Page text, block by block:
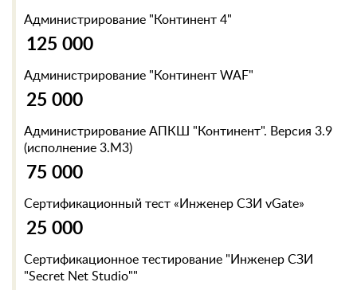
Администрирование "Континент 4"
125 000
Администрирование "Континент WAF"
25 000
Администрирование АПКШ "Континент". Версия 3.9
(исполнение 3.M3)
75 000
Сертификационный тест «Инженер СЗИ vGate»
25 000
Сертификационное тестирование "Инженер СЗИ
"Secret Net Studio""